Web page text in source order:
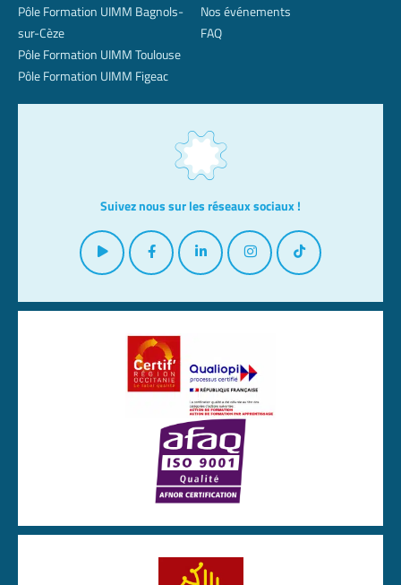
Pôle Formation UIMM Bagnols-
sur-Cèze
Pôle Formation UIMM Toulouse
Pôle Formation UIMM Figeac
Nos événements
FAQ
Suivez nous sur les réseaux sociaux !